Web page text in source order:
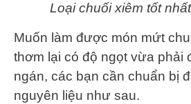
Loại chuối xiêm tốt
Muốn làm được món mứt
thơm lại có độ ngọt vừa phải
ngán, các bạn cần chuẩn bị
nguyên liệu như sau.